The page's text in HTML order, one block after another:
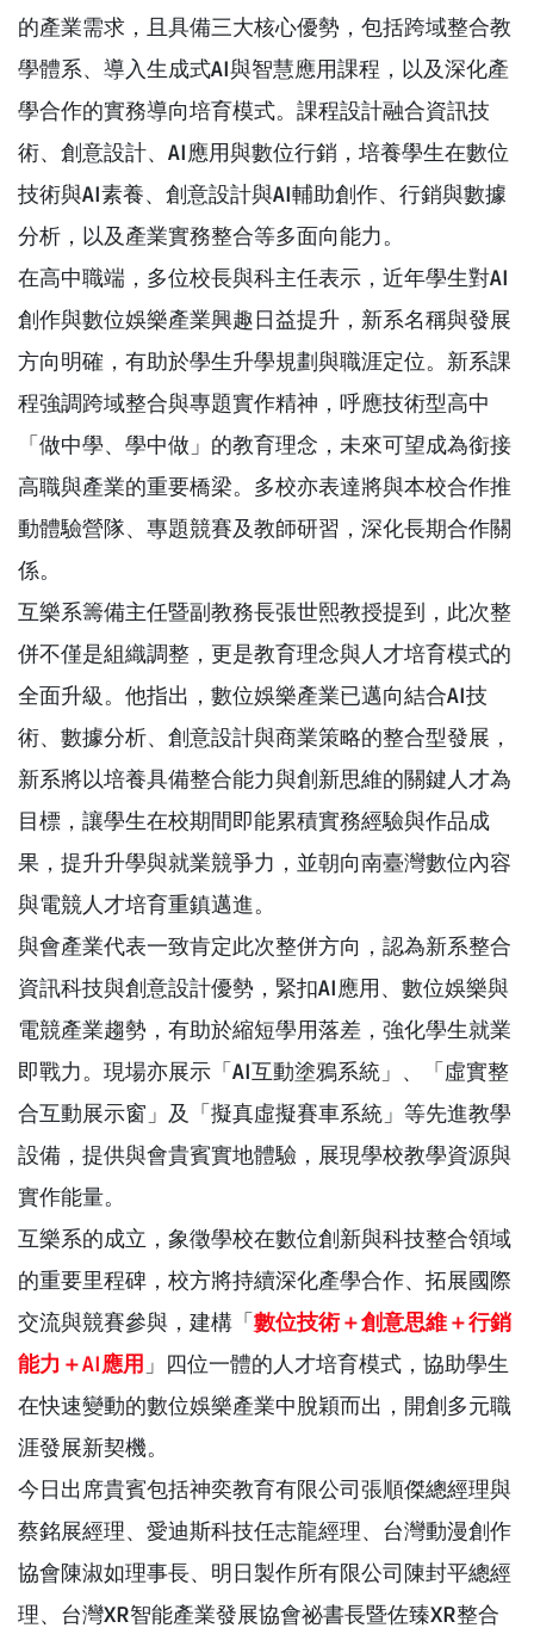
的產業需求，且具備三大核心優勢，包括跨域整合教
學體系、導入生成式AI與智慧應用課程，以及深化產
學合作的實務導向培育模式。課程設計融合資訊技
術、創意設計、AI應用與數位行銷，培養學生在數位
技術與AI素養、創意設計與AI輔助創作、行銷與數據
分析，以及產業實務整合等多面向能力。
在高中職端，多位校長與科主任表示，近年學生對AI
創作與數位娛樂產業興趣日益提升，新系名稱與發展
方向明確，有助於學生升學規劃與職涯定位。新系課
程強調跨域整合與專題實作精神，呼應技術型高中
「做中學、學中做」的教育理念，未來可望成為銜接
高職與產業的重要橋梁。多校亦表達將與本校合作推
動體驗營隊、專題競賽及教師研習，深化長期合作關
係。
互樂系籌備主任暨副教務長張世熙教授提到，此次整
併不僅是組織調整，更是教育理念與人才培育模式的
全面升級。他指出，數位娛樂產業已邁向結合AI技
術、數據分析、創意設計與商業策略的整合型發展，
新系將以培養具備整合能力與創新思維的關鍵人才為
目標，讓學生在校期間即能累積實務經驗與作品成
果，提升升學與就業競爭力，並朝向南臺灣數位內容
與電競人才培育重鎮邁進。
與會產業代表一致肯定此次整併方向，認為新系整合
資訊科技與創意設計優勢，緊扣AI應用、數位娛樂與
電競產業趨勢，有助於縮短學用落差，強化學生就業
即戰力。現場亦展示「AI互動塗鴉系統」、「虛實整
合互動展示窗」及「擬真虛擬賽車系統」等先進教學
設備，提供與會貴賓實地體驗，展現學校教學資源與
實作能量。
互樂系的成立，象徵學校在數位創新與科技整合領域
的重要里程碑，校方將持續深化產學合作、拓展國際
交流與競賽參與，建構「 數位技術＋創意思維＋行銷
能力＋AI應用 」四位一體的人才培育模式，協助學生
在快速變動的數位娛樂產業中脫穎而出，開創多元職
涯發展新契機。
今日出席貴賓包括神奕教育有限公司張順傑總經理與
蔡銘展經理、愛迪斯科技任志龍經理、台灣動漫創作
協會陳淑如理事長、明日製作所有限公司陳封平總經
理、台灣XR智能產業發展協會祕書長暨佐臻XR整合